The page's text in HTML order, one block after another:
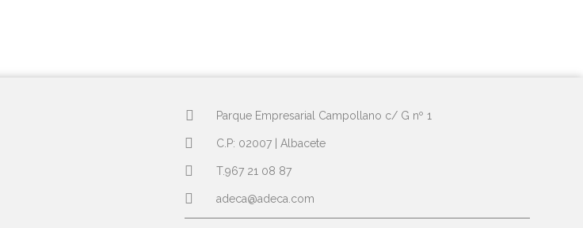
Parque Empresarial Campollano c/ G nº 1
C.P: 02007 | Albacete
T.967 21 08 87
adeca@adeca.com